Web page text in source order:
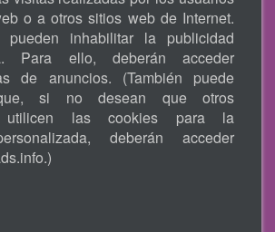
o a otros sitios web de Internet.
pueden inhabilitar la publicidad
Para ello, deberán acceder
de anuncios. (También puede
si no desean que otros
utilicen las cookies para la
deberán acceder
.)